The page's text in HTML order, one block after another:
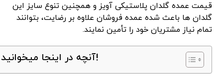
قیمت عمده گلدان پلاستیکی آویز و همچنین تنوع سایز این
گلدان ها باعث شده عمده فروشان علاوه بر رضایت، بتوانند
تمام نیاز مشتریان خود را تأمین نمایند.
آنچه در اینجا میخوانید!